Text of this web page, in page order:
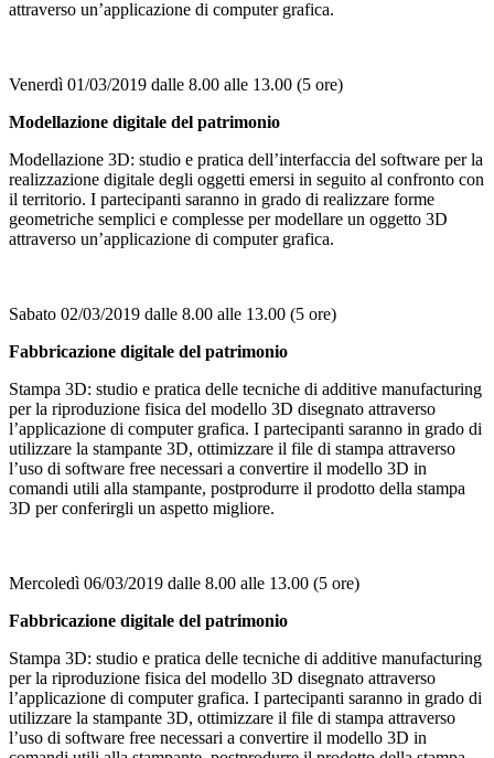
attraverso un’applicazione di computer grafica.
Venerdì 01/03/2019 dalle 8.00 alle 13.00 (5 ore)
Modellazione digitale del patrimonio
Modellazione 3D: studio e pratica dell’interfaccia del software per la
realizzazione digitale degli oggetti emersi in seguito al confronto con
il territorio. I partecipanti saranno in grado di realizzare forme
geometriche semplici e complesse per modellare un oggetto 3D
attraverso un’applicazione di computer grafica.
Sabato 02/03/2019 dalle 8.00 alle 13.00 (5 ore)
Fabbricazione digitale del patrimonio
Stampa 3D: studio e pratica delle tecniche di additive manufacturing
per la riproduzione fisica del modello 3D disegnato attraverso
l’applicazione di computer grafica. I partecipanti saranno in grado di
utilizzare la stampante 3D, ottimizzare il file di stampa attraverso
l’uso di software free necessari a convertire il modello 3D in
comandi utili alla stampante, postprodurre il prodotto della stampa
3D per conferirgli un aspetto migliore.
Mercoledì 06/03/2019 dalle 8.00 alle 13.00 (5 ore)
Fabbricazione digitale del patrimonio
Stampa 3D: studio e pratica delle tecniche di additive manufacturing
per la riproduzione fisica del modello 3D disegnato attraverso
l’applicazione di computer grafica. I partecipanti saranno in grado di
utilizzare la stampante 3D, ottimizzare il file di stampa attraverso
l’uso di software free necessari a convertire il modello 3D in